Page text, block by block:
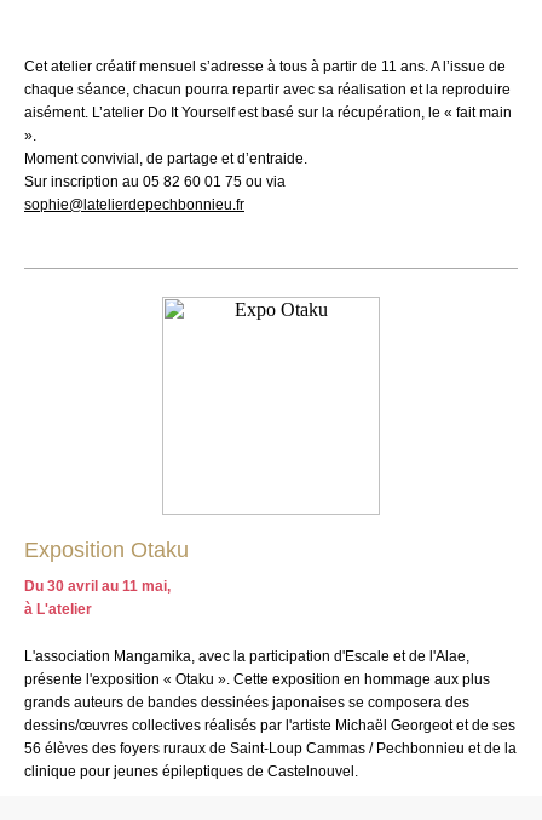
Cet atelier créatif mensuel s’adresse à tous à partir de 11 ans. A l’issue de
chaque séance, chacun pourra repartir avec sa réalisation et la reproduire
aisément. L’atelier Do It Yourself est basé sur la récupération, le « fait main
».
Moment convivial, de partage et d’entraide.
Sur inscription au 05 82 60 01 75 ou via
sophie@latelierdepechbonnieu.fr
Exposition Otaku
Du 30 avril au 11 mai,
à L'atelier
L'association Mangamika, avec la participation d'Escale et de l'Alae,
présente l'exposition « Otaku ». Cette exposition en hommage aux plus
grands auteurs de bandes dessinées japonaises se composera des
dessins/œuvres collectives réalisés par l'artiste Michaël Georgeot et de ses
56 élèves des foyers ruraux de Saint-Loup Cammas / Pechbonnieu et de la
clinique pour jeunes épileptiques de Castelnouvel.